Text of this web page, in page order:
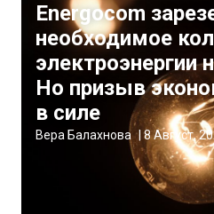
Energocom
необходимое
электроэнергии
Но призыв
в силе
Вера Балахнова 8 Август,